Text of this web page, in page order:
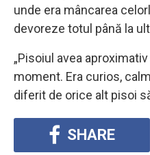
unde era mâncarea
devoreze totul până la
„Pisoiul avea
moment. Era curios,
diferit de orice alt pisoi
SHARE